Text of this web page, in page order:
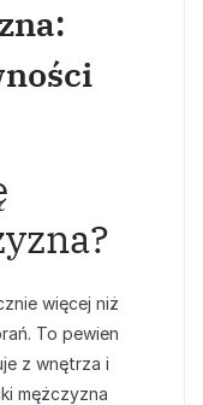
więcej niż
To pewien
z wnętrza i
mężczyzna